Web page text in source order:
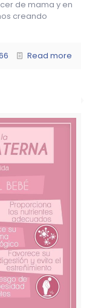
de mama y en
creando
Read more